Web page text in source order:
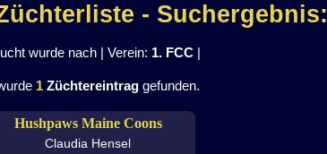
- Suchergebnis:
wurde nach | Verein: 1. FCC |
1Züchtereintraggefunden.
Hushpaws Maine Coons
Claudia Hensel